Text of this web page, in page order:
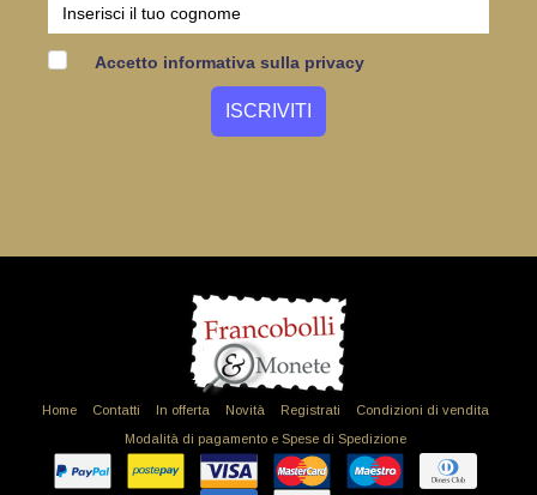
Accetto informativa sulla privacy
Home Contatti In offerta Novità Registrati
Condizioni di vendita
Modalità di pagamento e Spese di Spedizione